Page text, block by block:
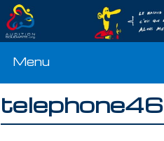
Menu
telephone46